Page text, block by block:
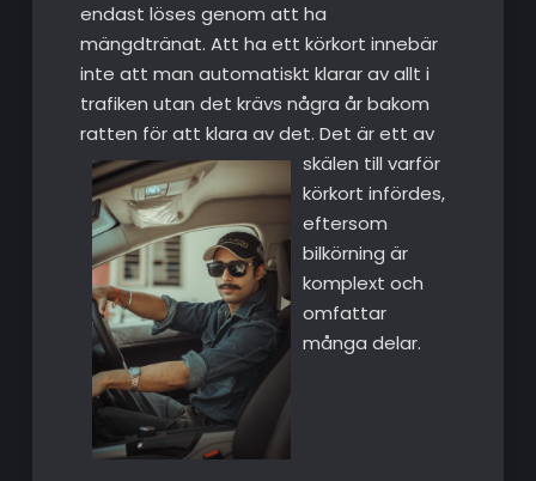
endast löses genom att ha
mängdtränat. Att ha ett körkort innebär
inte att man automatiskt klarar av allt i
trafiken utan det krävs några år bakom
ratten för att klara av det. Det är ett av
skälen till varför
körkort infördes,
eftersom
bilkörning är
komplext och
omfattar
många delar.